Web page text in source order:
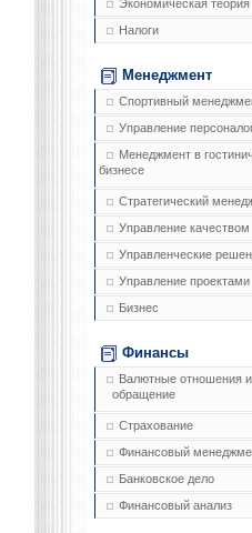
Экономическая теория
Налоги
Менеджмент
Спортивный
Управление
Менеджмент в
бизнесе
Стратегический
Управление качеством
Управленческие
Управление проектами
Бизнес
Финансы
Валютные отношения
обращение
Страхование
Финансовый
Банковское дело
Финансовый анализ